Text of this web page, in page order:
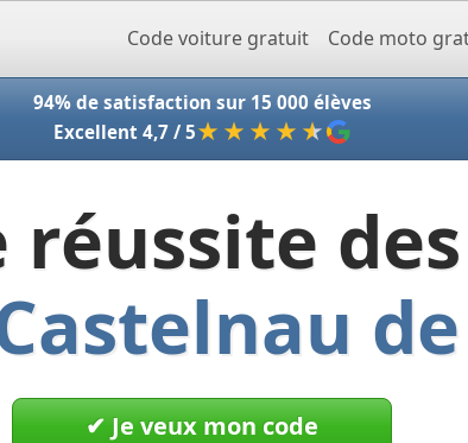
Accueil - CodeclicCode voiture gratuit Code moto
94% de satisfaction sur 15 000 élèves
Excellent 4,7 / 5★★★★ ★
réussite
✔︎ Je veux mon code